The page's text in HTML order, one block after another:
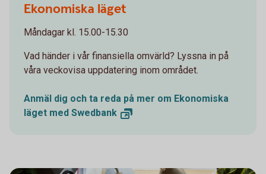
Ekonomiska läget
Måndagar kl. 15.00-15.30
Vad händer i vår finansiella omvärld? Lyssna in på
våra veckovisa uppdatering inom området.
Anmäl dig och ta reda på mer om Ekonomiska
läget med Swedbank